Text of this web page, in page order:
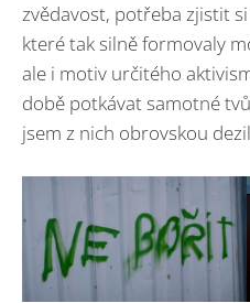
zvědavost, potřeba zjistit
které tak silně formovaly
ale i motiv určitého
době potkávat samotné
jsem z nich obrovskou